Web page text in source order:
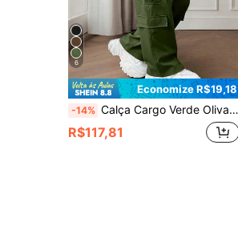
6
Economize R$19,18
-14% Calça Cargo Verde Oliva com Botão e Bolso, Elegante Casual, Minimalista Fofa Y2K, Perna Larga Solta, Perna Reta, Sem Elasticidade, Leve, Macia e Confortável, Plus Size, para Dia dos Professores, Ação de Graças, Volta às Aulas, Formatura, Passeio, Férias, Clube, Escritório, Ocasião Formal, Academia, Praia, Abertura, Estudante, Festa de Aniversário, Viagem, Festival de Música Country, Aeroporto, Primavera, Verão, Outono, Inverno
R$117,81